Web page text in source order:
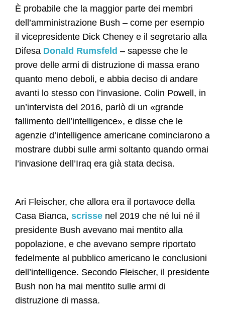
È probabile che la maggior parte dei membri
dell’amministrazione Bush – come per esempio
il vicepresidente Dick Cheney e il segretario alla
Difesa Donald Rumsfeld – sapesse che le
prove delle armi di distruzione di massa erano
quanto meno deboli, e abbia deciso di andare
avanti lo stesso con l’invasione. Colin Powell, in
un’intervista del 2016, parlò di un «grande
fallimento dell’intelligence», e disse che le
agenzie d’intelligence americane cominciarono a
mostrare dubbi sulle armi soltanto quando ormai
l’invasione dell’Iraq era già stata decisa.
Ari Fleischer, che allora era il portavoce della
Casa Bianca, scrisse nel 2019 che né lui né il
presidente Bush avevano mai mentito alla
popolazione, e che avevano sempre riportato
fedelmente al pubblico americano le conclusioni
dell’intelligence. Secondo Fleischer, il presidente
Bush non ha mai mentito sulle armi di
distruzione di massa.